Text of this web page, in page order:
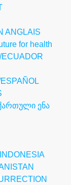
ANGLAIS
for health
ენა